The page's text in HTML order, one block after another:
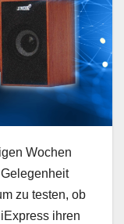
Wochen
zu testen, ob
ihren